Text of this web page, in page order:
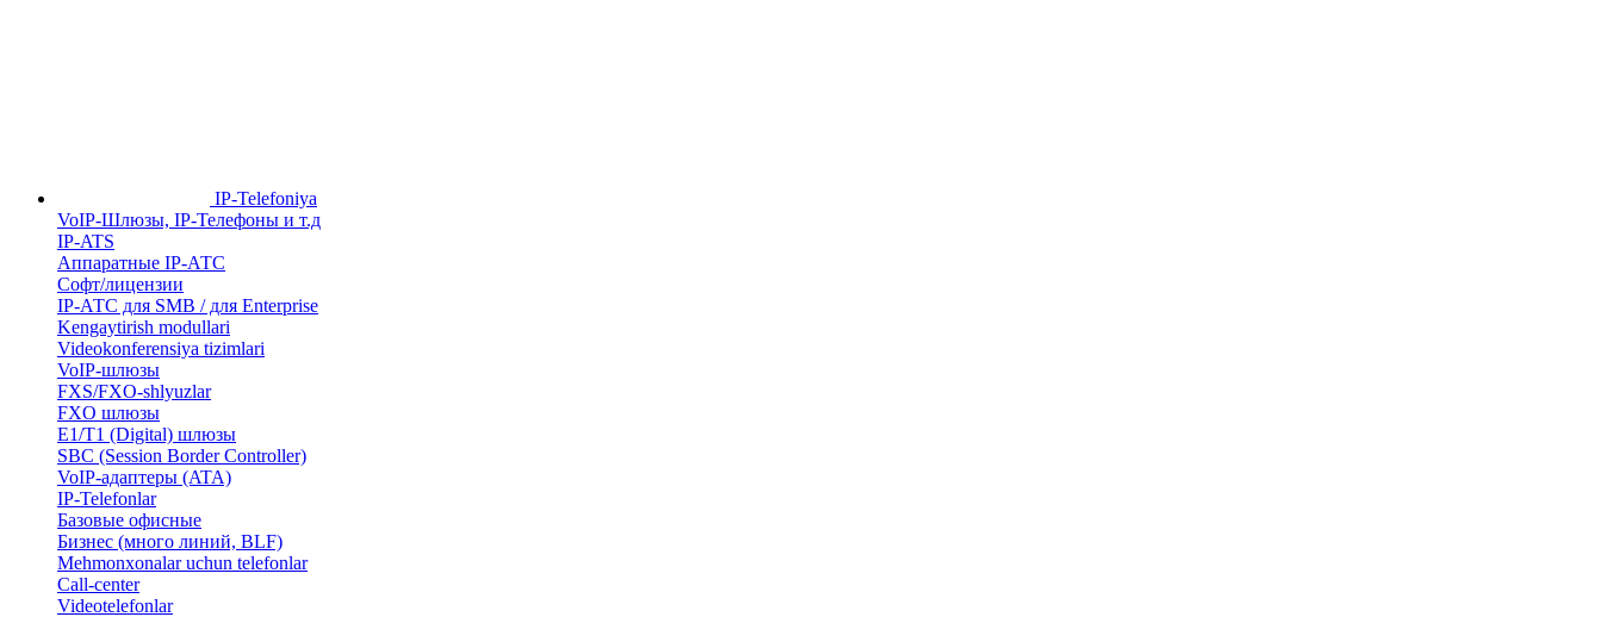
IP-Telefoniya
VoIP-Шлюзы, IP-Телефоны и т.д
IP-ATS
Аппаратные IP-АТС
Софт/лицензии
IP-АТС для SMB / для Enterprise
Kengaytirish modullari
Videokonferensiya tizimlari
VoIP-шлюзы
FXS/FXO-shlyuzlar
FXO шлюзы
E1/T1 (Digital) шлюзы
SBC (Session Border Controller)
VoIP-адаптеры (ATA)
IP-Telefonlar
Базовые офисные
Бизнес (много линий, BLF)
​Mehmonxonalar uchun telefonlar
Call-center
​Videotelefonlar